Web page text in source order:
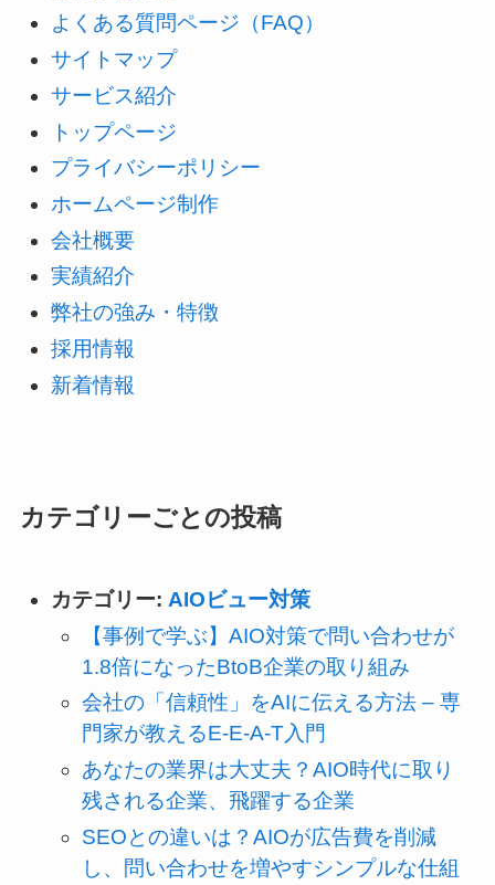
よくある質問ページ（FAQ）
サイトマップ
サービス紹介
トップページ
プライバシーポリシー
ホームページ制作
会社概要
実績紹介
弊社の強み・特徴
採用情報
新着情報
カテゴリーごとの投稿
カテゴリー: AIOビュー対策
【事例で学ぶ】AIO対策で問い合わせが
1.8倍になったBtoB企業の取り組み
会社の「信頼性」をAIに伝える方法 – 専
門家が教えるE-E-A-T入門
あなたの業界は大丈夫？AIO時代に取り
残される企業、飛躍する企業
SEOとの違いは？AIOが広告費を削減
し、問い合わせを増やすシンプルな仕組